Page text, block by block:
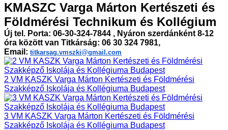
KMASZC Varga Márton Kertészeti és
Földmérési Technikum és Kollégium
Új tel. Porta: 06-30-324-7844 , Nyáron szerdánként 8-12
óra között van Titkárság: 06 30 324 7981,
Email: titkarsag.vmszki@gmail.com
2 VM KASZK Varga Márton Kertészeti és Földmérési
Szakképző Iskolája és Kollégiuma Budapest
3 VM KASZK Varga Márton Kertészeti és Földmérési
Szakképző Iskolája és Kollégiuma Budapest